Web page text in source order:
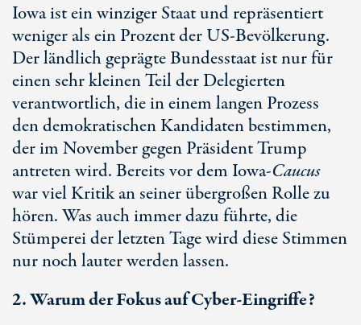
Iowa ist ein winziger Staat und repräsentiert
weniger als ein Prozent der US-Bevölkerung.
Der ländlich geprägte Bundesstaat ist nur für
einen sehr kleinen Teil der Delegierten
verantwortlich, die in einem langen Prozess
den demokratischen Kandidaten bestimmen,
der im November gegen Präsident Trump
antreten wird. Bereits vor dem Iowa-Caucus
war viel Kritik an seiner übergroßen Rolle zu
hören. Was auch immer dazu führte, die
Stümperei der letzten Tage wird diese Stimmen
nur noch lauter werden lassen.
2. Warum der Fokus auf Cyber-Eingriffe?